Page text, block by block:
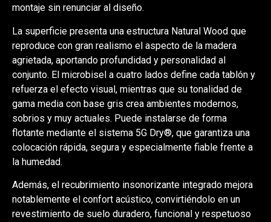
montaje sin renunciar al diseño.
La superficie presenta una estructura Natural Wood que
reproduce con gran realismo el aspecto de la madera
agrietada, aportando profundidad y personalidad al
conjunto. El microbisel a cuatro lados define cada tablón y
refuerza el efecto visual, mientras que su tonalidad de
gama media con base gris crea ambientes modernos,
sobrios y muy actuales. Puede instalarse de forma
flotante mediante el sistema 5G Dry®, que garantiza una
colocación rápida, segura y especialmente fiable frente a
la humedad.
Además, el recubrimiento insonorizante integrado mejora
notablemente el confort acústico, convirtiéndolo en un
revestimiento de suelo duradero, funcional y respetuoso